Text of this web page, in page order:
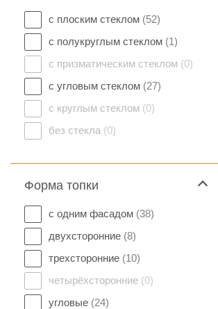
с плоским стеклом (52)
с полукруглым стеклом (1)
с призматическим стеклом (0)
с угловым стеклом (27)
с круглым стеклом (0)
без стекла (0)
Форма топки
с одним фасадом (38)
двухсторонние (8)
трехсторонние (10)
четырёхсторонние (0)
угловые (24)